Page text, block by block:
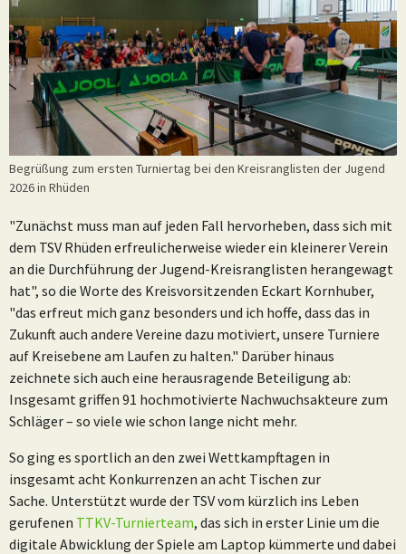
Begrüßung zum ersten Turniertag bei den Kreisranglisten der Jugend
2026 in Rhüden
"Zunächst muss man auf jeden Fall hervorheben, dass sich mit
dem TSV Rhüden erfreulicherweise wieder ein kleinerer Verein
an die Durchführung der Jugend-Kreisranglisten herangewagt
hat", so die Worte des Kreisvorsitzenden Eckart Kornhuber,
"das erfreut mich ganz besonders und ich hoffe, dass das in
Zukunft auch andere Vereine dazu motiviert, unsere Turniere
auf Kreisebene am Laufen zu halten." Darüber hinaus
zeichnete sich auch eine herausragende Beteiligung ab:
Insgesamt griffen 91 hochmotivierte Nachwuchsakteure zum
Schläger – so viele wie schon lange nicht mehr.
So ging es sportlich an den zwei Wettkampftagen in
insgesamt acht Konkurrenzen an acht Tischen zur
Sache. Unterstützt wurde der TSV vom kürzlich ins Leben
gerufenen TTKV-Turnierteam, das sich in erster Linie um die
digitale Abwicklung der Spiele am Laptop kümmerte und dabei